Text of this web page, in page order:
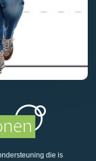
die is